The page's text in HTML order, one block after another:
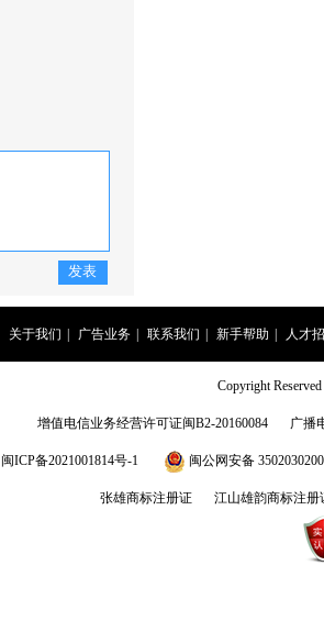
关于我们 广告业务 联系我们 新手帮助 人才
Copyright
增值电信业务经营许可证闽B2-20160084 广播
闽ICP备2021001814号-1 闽公网安备
张雄商标注册证 江山雄韵商标注册